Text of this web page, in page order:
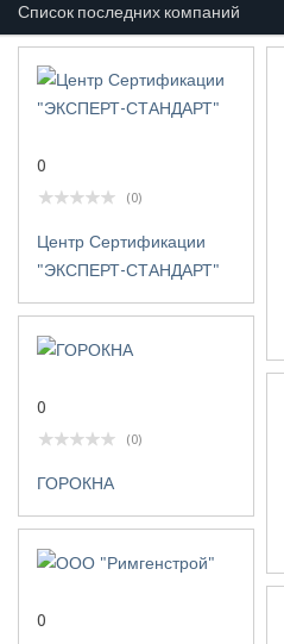
Список последних компаний
0
(0)
Центр Сертификации
"ЭКСПЕРТ-СТАНДАРТ"
0
(0)
ГОРОКНА
0